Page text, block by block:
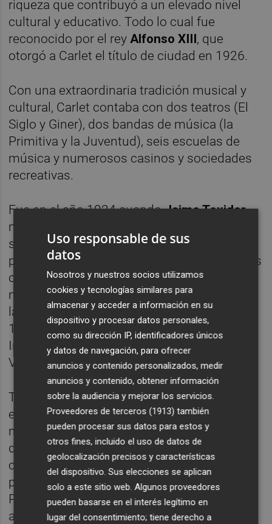
riqueza que contribuyó a un elevado nivel
cultural y educativo. Todo lo cual fue
reconocido por el rey Alfonso XIII, que
otorgó a Carlet el título de ciudad en 1926.
Con una extraordinaria tradición musical y
cultural, Carlet contaba con dos teatros (El
Siglo y Giner), dos bandas de música (la
Primitiva y la Juventud), seis escuelas de
música y numerosos casinos y sociedades
recreativas.
Fue en el año 1924 cuandoJaime Texidor,
músico militar barcelonés, se traslada con
su familia a Carlet, atraído por el enorme
prestigio de su Banda Primitiva, por la que es
contratado como director. Esta sociedad
musical, con gran solera y antigüedad y de
las más importantes de la provincia, ya en
1886 había ganado el primer Certamen
Internacional de Bandas de Música de
Valencia.
Texidor había ocupado diferentes destinos
en bandas de música de varios regimientos
militares, desde Navarra a Melilla, donde
desarrolló intensamente su faceta de
composición. En Carlet, Texidor continuó su
prolífica actividad musical en la Banda
Primitiva e impartiendo clases en su
academia de música particular. Y fue en
Uso responsable de sus
datos
Nosotros y nuestros socios utilizamos
cookies y tecnologías similares para
almacenar y acceder a información en su
dispositivo y procesar datos personales,
como su dirección IP, identificadores únicos
y datos de navegación, para ofrecer
anuncios y contenido personalizados, medir
anuncios y contenido, obtener información
sobre la audiencia y mejorar los servicios.
Proveedores de terceros (1913) también
pueden procesar sus datos para estos y
otros fines, incluido el uso de datos de
geolocalización precisos y características
del dispositivo. Sus elecciones se aplican
solo a este sitio web. Algunos proveedores
pueden basarse en el interés legítimo en
lugar del consentimiento; tiene derecho a